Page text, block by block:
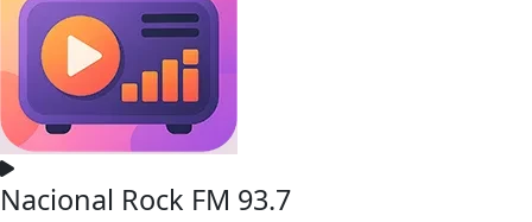
Nacional Rock FM 93.7